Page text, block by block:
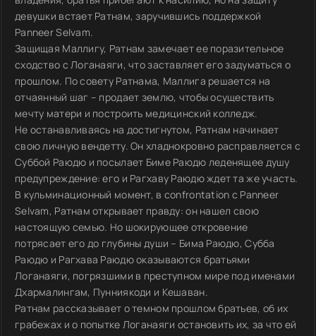
девушки встает Ратнам, заручившись поддержкой
Panneer Selvam.
Защищая Маллигу, Ратнам замечает ее поразительное
сходство с Логанаяги, что заставляет его задуматься о
прошлом. По совету Ратнама, Маллига решается на
отчаянный шаг – продает землю, чтобы осуществить
мечту матери и построить медицинский колледж.
Не останавливаясь на достигнутом, Ратнам начинает
свою личную вендетту. Он хладнокровно расправляется с
Суббой Раюдю и посылает Биме Раюдю леденящее душу
предупреждение: его и Рагхаву Раюдю ждет та же участь.
В кульминационный момент, в confrontation с Panneer
Selvam, Ратнам открывает правду: он нашел свою
настоящую семью. Но шокирующее откровение
потрясает его до глубины души – Бима Раюдю, Субба
Раюдю и Рагхава Раюдю оказываются братьями
Логанаяги, погрязшими в преступном мире под именами
Дхармалингам, Пунниякоди и Кешаван.
Ратнам рассказывает о темном прошлом братьев, об их
грабежах и о попытке Логанаяги остановить их, за что ей